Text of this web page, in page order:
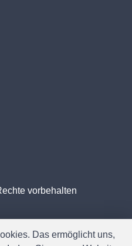
vorbehalten
Das ermöglicht uns,